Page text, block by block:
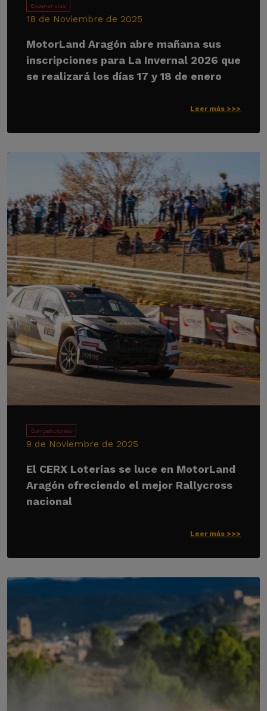
Experiencias
18 de Noviembre de 2025
MotorLand Aragón abre mañana sus
inscripciones para La Invernal 2026 que
se realizará los días 17 y 18 de enero
Leer más >>>
Competiciones
9 de Noviembre de 2025
El CERX Loterías se luce en MotorLand
Aragón ofreciendo el mejor Rallycross
nacional
Leer más >>>